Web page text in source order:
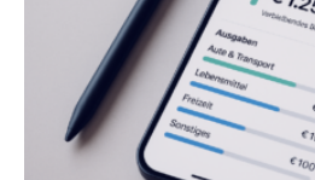
können. Allerdings erhält mit 44
einmal die Hälfte aller
Privatwirtschaft Urlaubsgeld. Zu